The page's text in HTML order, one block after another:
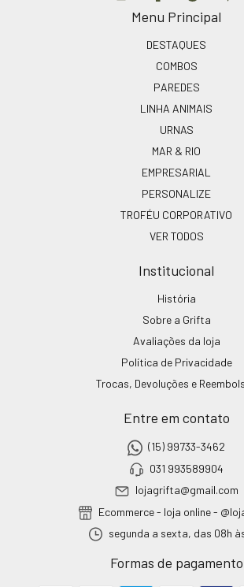
Menu Principal
DESTAQUES
COMBOS
PAREDES
LINHA ANIMAIS
URNAS
MAR & RIO
EMPRESARIAL
PERSONALIZE
TROFÉU CORPORATIVO
VER TODOS
Institucional
História
Sobre a Grifta
Avaliações da loja
Política de Privacidade
Trocas, Devoluções e
Entre em contato
(15) 99733-3462
031 993589904
lojagrifta@gmail.com
Ecommerce - loja online -
segunda a sexta, das 08h
Formas de pagamento